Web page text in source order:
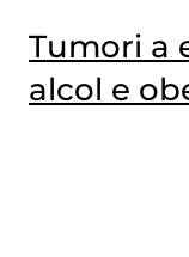
Tumori a
alcol e